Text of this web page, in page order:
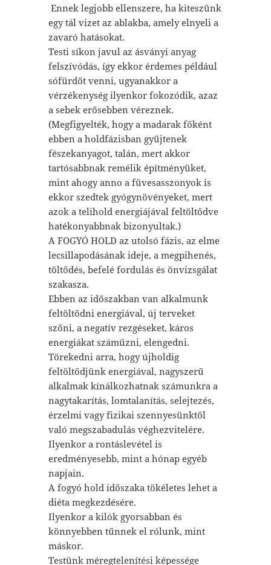
Ennek legjobb ellenszere, ha kiteszünk
egy tál vizet az ablakba, amely elnyeli a
zavaró hatásokat.
Testi síkon javul az ásványi anyag
felszívódás, így ekkor érdemes például
sófürdőt venni, ugyanakkor a
vérzékenység ilyenkor fokozódik, azaz
a sebek erősebben véreznek.
(Megfigyelték, hogy a madarak főként
ebben a holdfázisban gyűjtenek
fészekanyagot, talán, mert akkor
tartósabbnak remélik építményüket,
mint ahogy anno a füvesasszonyok is
ekkor szedtek gyógynövényeket, mert
azok a telihold energiájával feltöltődve
hatékonyabbnak bizonyultak.)
A FOGYÓ HOLD az utolsó fázis, az elme
lecsillapodásának ideje, a megpihenés,
töltődés, befelé fordulás és önvizsgálat
szakasza.
Ebben az időszakban van alkalmunk
feltöltődni energiával, új terveket
szőni, a negatív rezgéseket, káros
energiákat száműzni, elengedni.
Törekedni arra, hogy újholdig
feltöltődjünk energiával, nagyszerű
alkalmak kínálkozhatnak számunkra a
nagytakarítás, lomtalanítás, selejtezés,
érzelmi vagy fizikai szennyesünktől
való megszabadulás véghezvitelére.
Ilyenkor a rontáslevétel is
eredményesebb, mint a hónap egyéb
napjain.
A fogyó hold időszaka tökéletes lehet a
diéta megkezdésére.
Ilyenkor a kilók gyorsabban és
könnyebben tűnnek el rólunk, mint
máskor.
Testünk méregtelenítési képessége